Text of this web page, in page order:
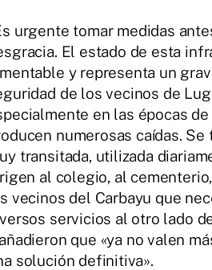
urgente tomar medidas
El estado de esta
y representa un
de los vecinos de
en las épocas
numerosas caídas. Se
transitada, utilizada
al colegio, al
vecinos del Carbayu que
servicios al otro lado
que «ya no valen
solución definitiva».